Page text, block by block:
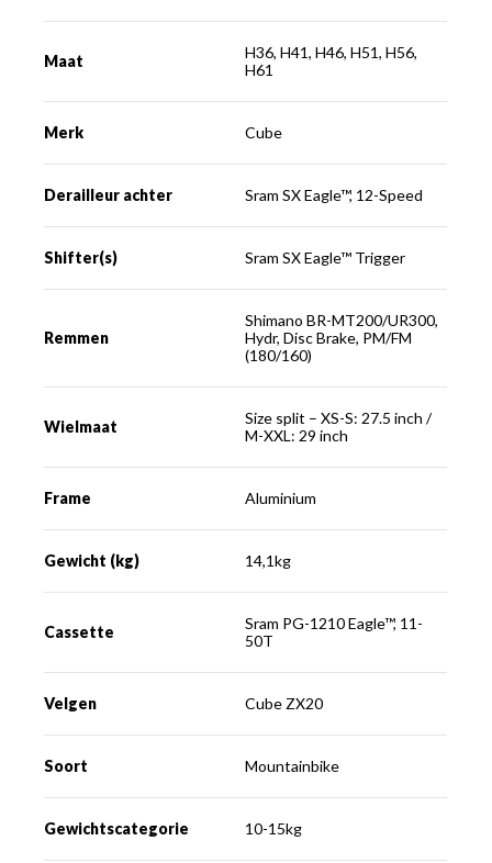
Maat
H36, H41, H46, H51, H56,
H61
Merk Cube
Derailleur achter Sram SX Eagle™, 12-Speed
Shifter(s) Sram SX Eagle™ Trigger
Remmen
Shimano BR-MT200/UR300,
Hydr, Disc Brake, PM/FM
(180/160)
Wielmaat
Size split – XS-S: 27.5 inch /
M-XXL: 29 inch
Frame Aluminium
Gewicht (kg) 14,1kg
Cassette
Sram PG-1210 Eagle™, 11-
50T
Velgen Cube ZX20
Soort Mountainbike
Gewichtscategorie 10-15kg